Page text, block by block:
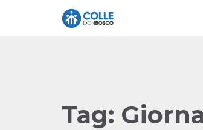
Tag: